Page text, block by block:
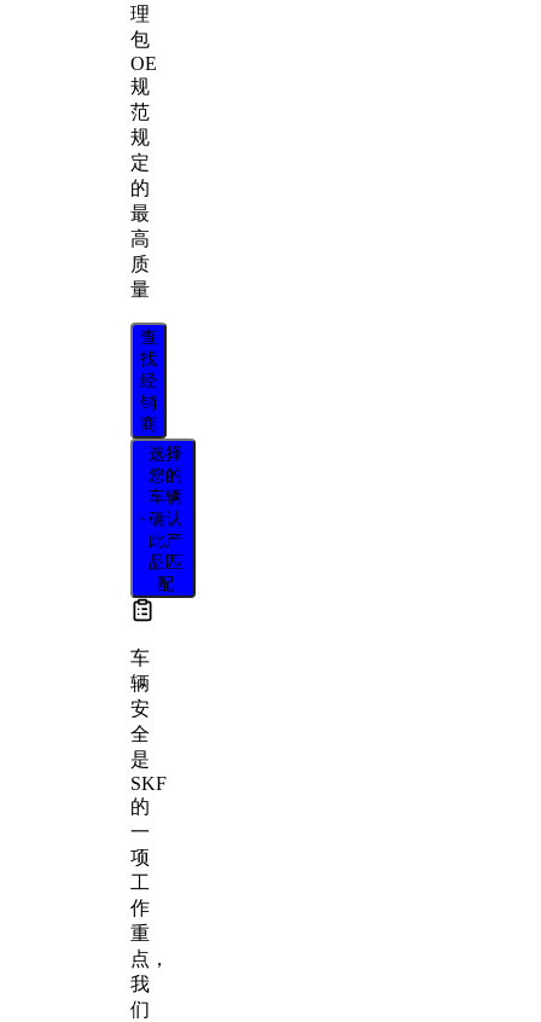
理
包
OE
规
范
规
定
的
最
高
质
量
查
找
经
销
商
选择
您的
车辆
确认
此产
品匹
配
车
辆
安
全
是
SKF
的
一
项
工
作
重
点，
我
们